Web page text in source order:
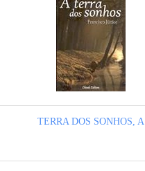
TERRA DOS SONHOS, A